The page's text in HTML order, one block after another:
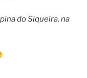
do Siqueira, na